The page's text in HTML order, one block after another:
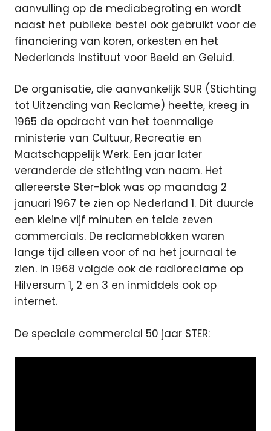
aanvulling op de mediabegroting en wordt
naast het publieke bestel ook gebruikt voor de
financiering van koren, orkesten en het
Nederlands Instituut voor Beeld en Geluid.
De organisatie, die aanvankelijk SUR (Stichting
tot Uitzending van Reclame) heette, kreeg in
1965 de opdracht van het toenmalige
ministerie van Cultuur, Recreatie en
Maatschappelijk Werk. Een jaar later
veranderde de stichting van naam. Het
allereerste Ster-blok was op maandag 2
januari 1967 te zien op Nederland 1. Dit duurde
een kleine vijf minuten en telde zeven
commercials. De reclameblokken waren
lange tijd alleen voor of na het journaal te
zien. In 1968 volgde ook de radioreclame op
Hilversum 1, 2 en 3 en inmiddels ook op
internet.
De speciale commercial 50 jaar STER: